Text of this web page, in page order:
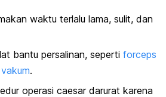
waktu terlalu lama, sulit, dan
bantu persalinan, seperti forceps
.
operasi caesardarurat karena